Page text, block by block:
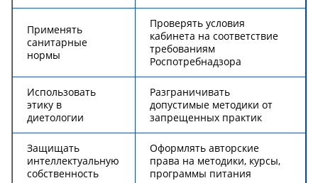
Применять
санитарные
нормы
Проверять условия
кабинета на соответствие
требованиям
Роспотребнадзора
Использовать
этику в
диетологии
Разграничивать
допустимые методики от
запрещенных практик
Защищать
интеллектуальную
собственность
Оформлять авторские
права на методики, курсы,
программы питания